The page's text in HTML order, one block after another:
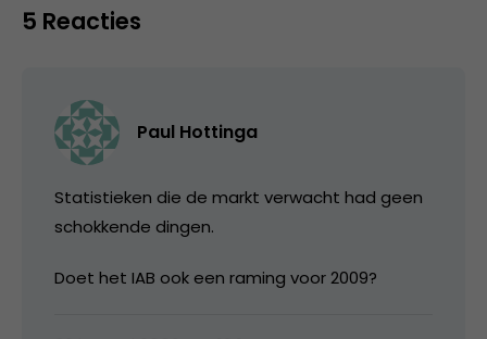
5 Reacties
Paul Hottinga
Statistieken die de markt verwacht had geen
schokkende dingen.
Doet het IAB ook een raming voor 2009?